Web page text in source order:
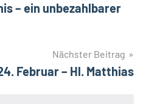
– ein unbezahlbarer
Nächster Beitrag
Februar – Hl. Matthias